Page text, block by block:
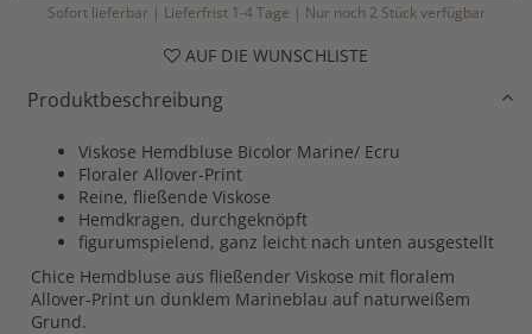
Sofort lieferbar | Lieferfrist 1-4 Tage | Nur noch 2 Stück verfügbar
AUF DIE WUNSCHLISTE
Produktbeschreibung
Viskose Hemdbluse Bicolor Marine/ Ecru
Floraler Allover-Print
Reine, fließende Viskose
Hemdkragen, durchgeknöpft
figurumspielend, ganz leicht nach unten ausgestellt
Chice Hemdbluse aus fließender Viskose mit floralem
Allover-Print un dunklem Marineblau auf naturweißem
Grund.